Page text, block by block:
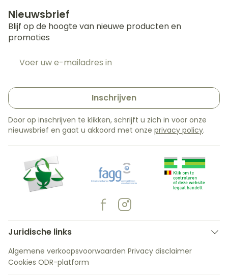
Nieuwsbrief
Blijf op de hoogte van nieuwe producten en
promoties
Inschrijven
Door op inschrijven te klikken, schrijft u zich in voor onze
nieuwsbrief en gaat u akkoord met onze privacy policy.
Juridische links
Algemene verkoopsvoorwaarden Privacy disclaimer
Cookies ODR-platform